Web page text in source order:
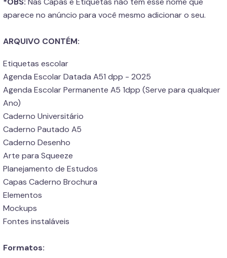
aparece no anúncio para você mesmo adicionar o seu.
ARQUIVO CONTÉM:
Etiquetas escolar
Agenda Escolar Datada A51 dpp - 2025
Agenda Escolar Permanente A5 1dpp (Serve para qualquer
Ano)
Caderno Universitário
Caderno Pautado A5
Caderno Desenho
Arte para Squeeze
Planejamento de Estudos
Capas Caderno Brochura
Elementos
Mockups
Fontes instaláveis
Formatos: